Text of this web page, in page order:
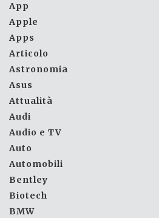
App
Apple
Apps
Articolo
Astronomia
Asus
Attualità
Audi
Audio e TV
Auto
Automobili
Bentley
Biotech
BMW